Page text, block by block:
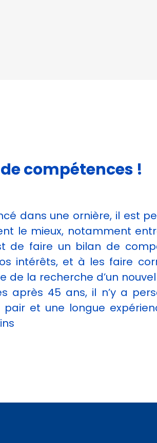
compétences !
dans une ornière, il est
le mieux, notamment
de faire un bilan de
intérêts, et à les faire
la recherche d’un
après 45 ans, il n’y a
et une longue